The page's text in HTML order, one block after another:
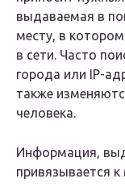
выдаваемая в
месту, в
в сети. Часто
города или IP-
также
человека.
Информация,
привязывается к